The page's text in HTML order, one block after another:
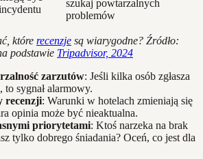
szukaj powtarzalnych
problemów
które recenzje są wiarygodne? Źródło:
podstawie Tripadvisor, 2024
zarzutów: Jeśli kilka osób zgłasza
to sygnał alarmowy.
recenzji: Warunki w hotelach zmieniają się
opinia może być nieaktualna.
priorytetami: Ktoś narzeka na brak
tylko dobrego śniadania? Oceń, co jest dla